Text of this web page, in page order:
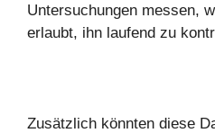
Untersuchungen messen,
erlaubt, ihn laufend zu
Zusätzlich könnten diese